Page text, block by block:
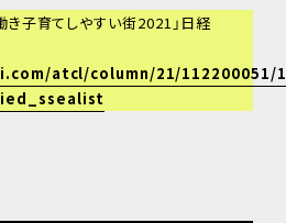
き子育てしやすい街2021」日経
atcl/column/21/112200051/